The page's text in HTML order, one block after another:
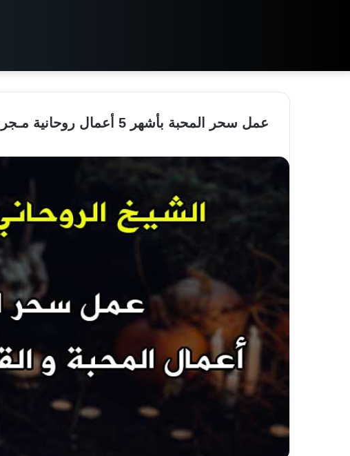
عمل سحر المحبة بأشهر 5 أعمال روحانية مـجربة و مضمونة و قويـة